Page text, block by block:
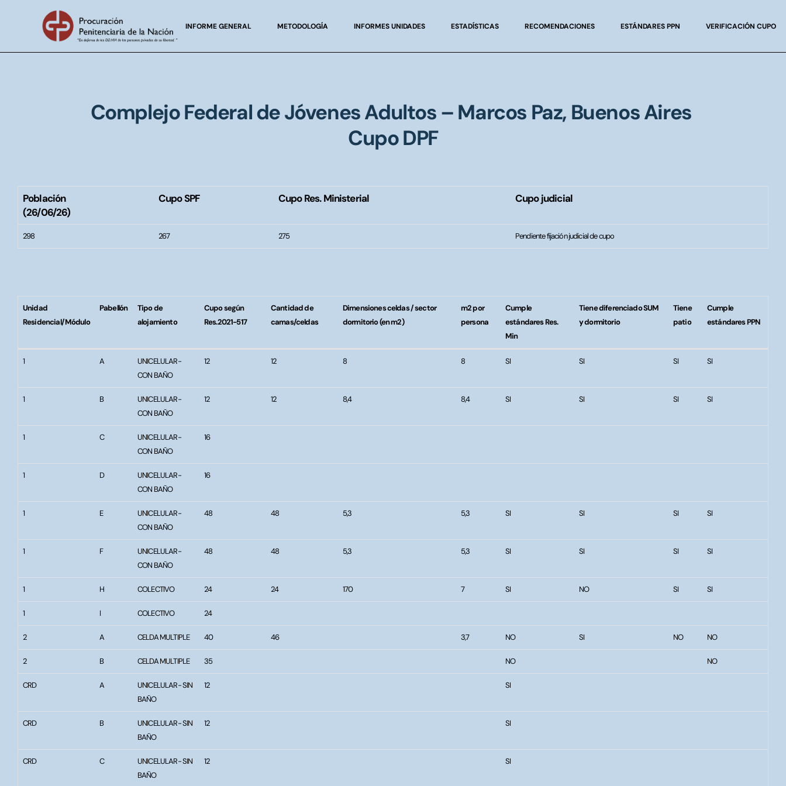
INFORME GENERAL METODOLOGÍA INFORMES UNIDADES ESTADÍSTICAS RECOMENDACIONES ESTÁNDARES PPN VERIFICACIÓN CUPO
Complejo Federal de Jóvenes Adultos – Marcos Paz, Buenos Aires
Cupo DPF
Población
(26/06/26)
Cupo SPF Cupo Res. Ministerial Cupo judicial
298 267 275 Pendiente fijación judicial de cupo
Unidad
Residencial/Módulo
Pabellón
Tipo de
alojamiento
Cupo según
Res.2021-517
Cantidad de
camas/celdas
Dimensiones celdas / sector
dormitorio (en m2)
m2 por
persona
Cumple
estándares Res.
Min
Tiene diferenciado SUM
y dormitorio
Tiene
patio
Cumple
estándares PPN
Tipo de
alojamiento
Cupo según
Cantidad de
Dimensiones celdas / sector
m2 por
Cumple
Tiene diferenciado SUM
Tiene
Cumple
1 A
UNICELULAR-
CON BAÑO
12 12 8 8 SI SI SI SI
1 B
UNICELULAR-
CON BAÑO
12 12 8,4 8,4 SI SI SI SI
1 C
UNICELULAR-
CON BAÑO
16
1 D
UNICELULAR-
CON BAÑO
16
1 E
UNICELULAR-
CON BAÑO
48 48 5,3 5,3 SI SI SI SI
1 F
UNICELULAR-
CON BAÑO
48 48 5,3 5,3 SI SI SI SI
1 H COLECTIVO 24 24 170 7 SI NO SI SI
1 I COLECTIVO 24
2 A CELDA MULTIPLE 40 46 3,7 NO SI NO NO
2 B CELDA MULTIPLE 35 NO NO
CRD A
UNICELULAR- SIN
BAÑO
12 SI
CRD B
UNICELULAR- SIN
BAÑO
12 SI
CRD C
UNICELULAR- SIN
BAÑO
12 SI